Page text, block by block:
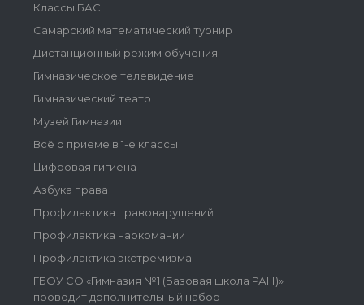
Классы БАС
Самарский математический турнир
Дистанционный режим обучения
Гимназическое телевидение
Гимназический театр
Музей Гимназии
Всё о приеме в 1-е классы
Цифровая гигиена
Азбука права
Профилактика правонарушений
Профилактика наркомании
Профилактика экстремизма
ГБОУ СО «Гимназия №1 (Базовая школа РАН)»
проводит дополнительный набор